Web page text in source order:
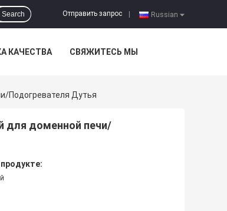
Russian
Отправить запрос
Search
КАЧЕСТВА СВЯЖИТЕСЬ МЫ
подогревателя Дутья
для доменной печи/